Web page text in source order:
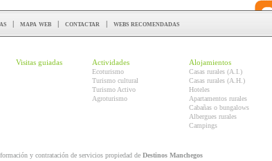
| mapa web | contactar | webs recomendadas
Visitas guiadas Actividades
Ecoturismo
Turismo cultural
Turismo Activo
Agroturismo
Alojamientos
Casas rurales (A.I.)
Casas rurales (A.H.)
Hoteles
Apartamentos rurales
Cabañas o bungalows
Albergues rurales
Campings
y contratación de servicios propiedad de Destinos Manchegos